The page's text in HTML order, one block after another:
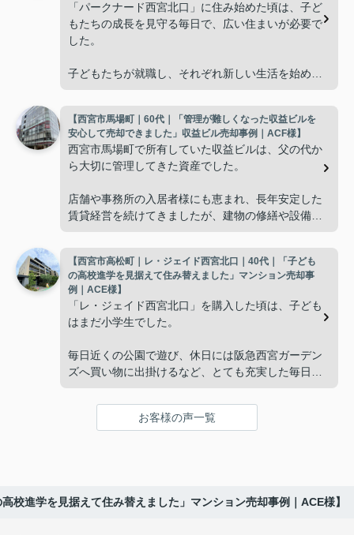
「パークナード西宮北口」に住み始めた頃は、子ど
もたちの成長を見守る毎日で、広い住まいが必要で
した。
子どもたちが就職し、それぞれ新しい生活を始める
使わない部屋が増え、
「今の私たちには少し広すぎるね。」
掃除や管理の負担も考え、夫婦二人にちょうど良い
インフィニティエステートさんへ相談すると、「パ
ークナード西宮北口」の査定だけでなく、住み替え
先とのスケジュールや資金計画まで丁寧にサポート
してくださいました。
販売活動では、西宮北口駅へのアクセス、阪急西宮
ガーデンズ、医療機関や買い物施設など、将来も安
した。
【西宮市馬場町｜60代｜「管理が難しくなった収益ビルを
安心して売却できました」収益ビル売却事例｜ACF様】
西宮市馬場町で所有していた収益ビルは、父の代か
ら大切に管理してきた資産でした。
店舗や事務所の入居者様にも恵まれ、長年安定した
賃貸経営を続けてきましたが、建物の修繕や設備更
子どもたちはそれぞれ別の仕事に就いており、
「将来、このビルの管理を任せるのは難しいかもし
れない。」
と家族で話し合うようになりました。
インフィニティエステートさんへ相談すると、収益
投資家向けの販売方法をご提案いただきました。
【西宮市高松町｜レ・ジェイド西宮北口｜40代｜「子ども
の高校進学を見据えて住み替えました」マンション売却事
例｜ACE様】
「レ・ジェイド西宮北口」を購入した頃は、子ども
はまだ小学生でした。
毎日近くの公園で遊び、休日には阪急西宮ガーデン
ズへ買い物に出掛けるなど、とても充実した毎日を
年月が経ち、子どもが高校進学を意識する年齢にな
お客様の声一覧
校進学を見据えて住み替えました」マンション売却事例｜ACE様】